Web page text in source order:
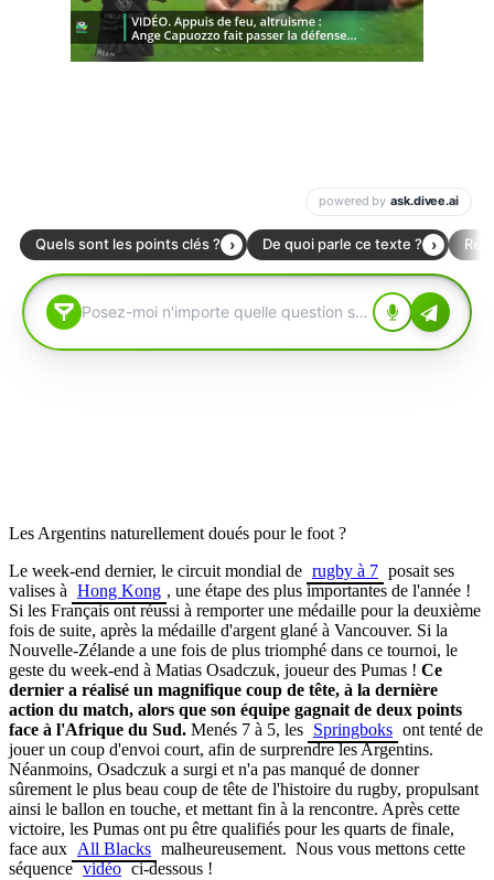
Les Argentins naturellement doués pour le foot ?
Le week-end dernier, le circuit mondial de rugby à 7 posait ses
valises à Hong Kong , une étape des plus importantes de l'année !
Si les Français ont réussi à remporter une médaille pour la deuxième
fois de suite, après la médaille d'argent glané à Vancouver. Si la
Nouvelle-Zélande a une fois de plus triomphé dans ce tournoi, le
geste du week-end à Matias Osadczuk, joueur des Pumas ! Ce
dernier a réalisé un magnifique coup de tête, à la dernière
action du match, alors que son équipe gagnait de deux points
face à l'Afrique du Sud. Menés 7 à 5, les Springboks ont tenté de
jouer un coup d'envoi court, afin de surprendre les Argentins.
Néanmoins, Osadczuk a surgi et n'a pas manqué de donner
sûrement le plus beau coup de tête de l'histoire du rugby, propulsant
ainsi le ballon en touche, et mettant fin à la rencontre. Après cette
victoire, les Pumas ont pu être qualifiés pour les quarts de finale,
face aux All Blacks malheureusement. Nous vous mettons cette
séquence vidéo ci-dessous !